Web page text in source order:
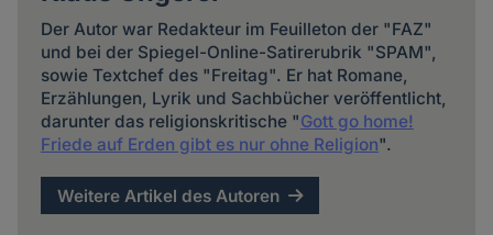
Der Autor war Redakteur im Feuilleton der "FAZ"
und bei der Spiegel-Online-Satirerubrik "SPAM",
sowie Textchef des "Freitag". Er hat Romane,
Erzählungen, Lyrik und Sachbücher veröffentlicht,
darunter das religionskritische "Gott go home!
Friede auf Erden gibt es nur ohne Religion".
Weitere Artikel des Autoren